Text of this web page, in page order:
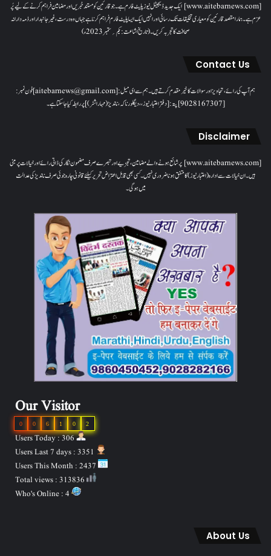
[www.aitebarnews.com] ایک جدید ڈیجیٹل نیوز پلیٹ فارم ہے۔ جو قارئین کو مستند خبریں اور مضامین فراہم کرنے کے لیے پُر
عزم ہے۔ ہمارا مقصدقارئین کو معیاری تخلیقات تک رسائی اور انہیں ایک ایسا پلیٹ فارم فراہم کرنا ہے جہاں وہ درست، غیر جانبدار اور ذمہ دارانہ
صحافت کا تجربہ کریں۔( تاریخ اشاعت : یکم؍ ستمبر 2023ء)
Contact Us
ہم آپ کی رائے، تجاویز اور سوالات کا خیرمقدم کرتے ہیں۔ ہم سےای میل: [aitebarnews@gmail.com]فون نمبر:
[9028167307]پتہ: [دفتر اعتبار نیوز، ، دیگلور ناکہ، ناندیڑ(مہاراشٹر) ] پر رابطہ کیا جاسکتا ہے۔
Disclaimer
[www.aitebarnews.com] پر شائع ہونے والے مضامین، تجزیے اور تبصرے صرف مضمون نگار کی ذاتی رائے اور خیالات پر مبنی
ہیں۔ ان خیالات سے ادارہ (اعتبار نیوز) کا متفق ہونا ضروری نہیں۔ کسی بھی قابل اعتراض تحریر کیلئے قانونی چارہ جوئی صرف ناندیڑ کی عدالت
میں ہوگی۔
Our Visitor
2
0
1
6
0
0
Users Today : 306
About Us